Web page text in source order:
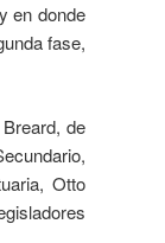
en donde
fase,
de
Otto